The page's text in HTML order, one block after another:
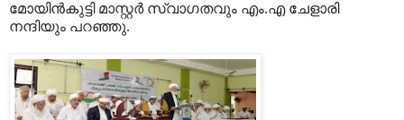
മോയിന്‍കുട്ടി മാസ്റ്റര്‍ സ്വാഗതവും എം.എ ചേളാരി
നന്ദിയും പറഞ്ഞു.